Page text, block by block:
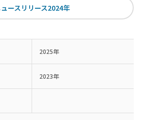
ースリリース2024年
2025年
2023年